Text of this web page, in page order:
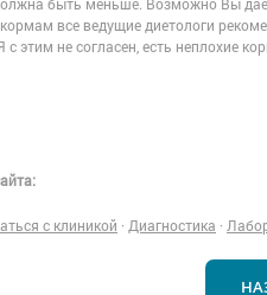
все ведущие диетологи
этим не согласен, есть неплохие
с клиникой · Диагностика ·